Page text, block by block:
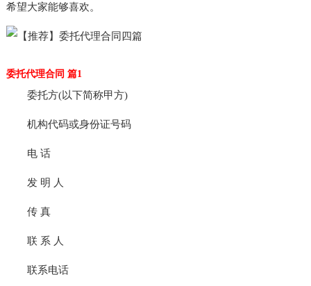
希望大家能够喜欢。
委托代理合同 篇1
委托方(以下简称甲方)
机构代码或身份证号码
电 话
发 明 人
传 真
联 系 人
联系电话